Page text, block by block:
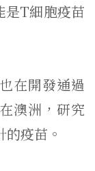
是T細胞疫苗
在開發通過
澳洲，研究
疫苗。